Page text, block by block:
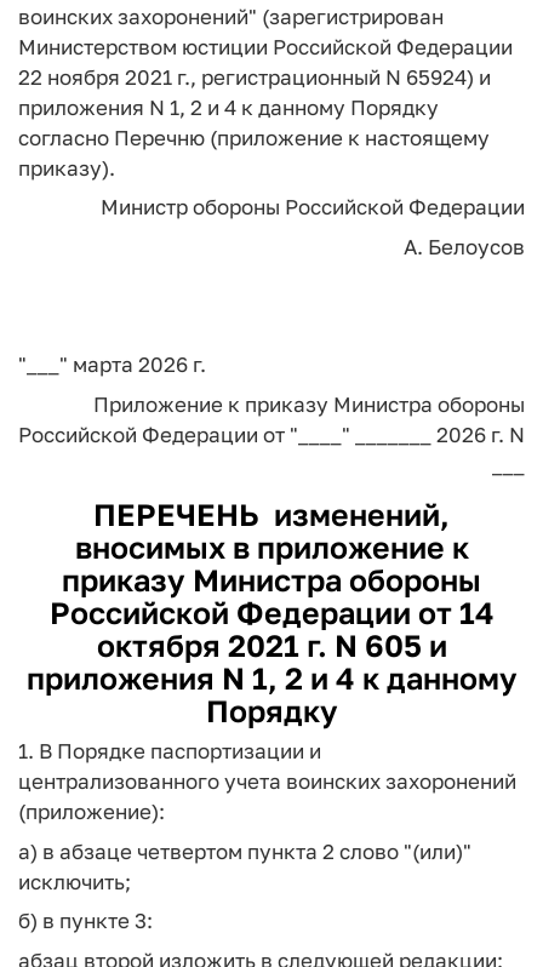
воинских захоронений" (зарегистрирован
Министерством юстиции Российской Федерации
22 ноября 2021 г., регистрационный N 65924) и
приложения N 1, 2 и 4 к данному Порядку
согласно Перечню (приложение к настоящему
приказу).
Министр обороны Российской Федерации
А. Белоусов
"___" марта 2026 г.
Приложение к приказу Министра обороны
Российской Федерации от "____" _______ 2026 г. N
ПЕРЕЧЕНЬ изменений,
вносимых в приложение к
приказу Министра обороны
Российской Федерации от 14
октября 2021 г. N 605 и
приложения N 1, 2 и 4 к данному
Порядку
1. В Порядке паспортизации и
централизованного учета воинских захоронений
(приложение):
а) в абзаце четвертом пункта 2 слово "(или)"
исключить;
б) в пункте 3:
абзац второй изложить в следующей редакции: